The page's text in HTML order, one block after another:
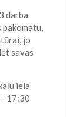
darba
pakomatu,
jo
savas
iela
- 17:30